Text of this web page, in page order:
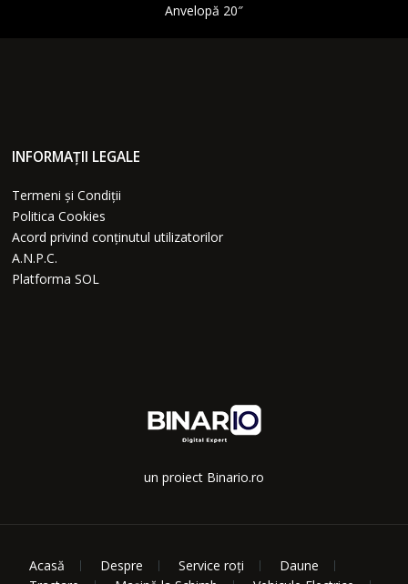
Anvelopă 20″
INFORMAȚII LEGALE
Termeni și Condiții
Politica Cookies
Acord privind conținutul utilizatorilor
A.N.P.C.
Platforma SOL
un proiect Binario.ro
Acasă Despre Service roți
Daune